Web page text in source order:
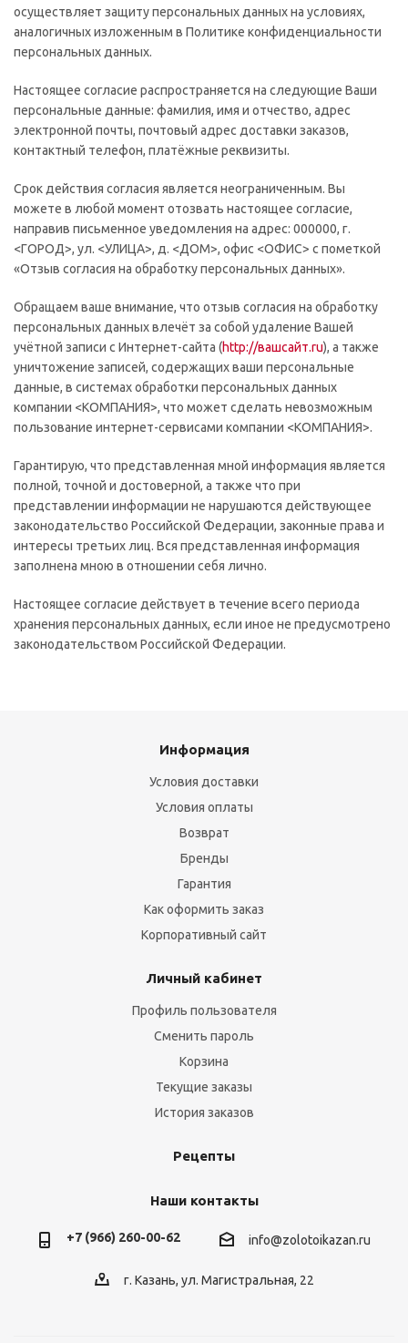
осуществляет защиту персональных данных на условиях,
аналогичных изложенным в Политике конфиденциальности
персональных данных.
Настоящее согласие распространяется на следующие Ваши
персональные данные: фамилия, имя и отчество, адрес
электронной почты, почтовый адрес доставки заказов,
контактный телефон, платёжные реквизиты.
Срок действия согласия является неограниченным. Вы
можете в любой момент отозвать настоящее согласие,
направив письменное уведомления на адрес: 000000, г.
<ГОРОД>, ул. <УЛИЦА>, д. <ДОМ>, офис <ОФИС> с пометкой
«Отзыв согласия на обработку персональных данных».
Обращаем ваше внимание, что отзыв согласия на обработку
персональных данных влечёт за собой удаление Вашей
учётной записи с Интернет-сайта (http://вашсайт.ru), а также
уничтожение записей, содержащих ваши персональные
данные, в системах обработки персональных данных
компании <КОМПАНИЯ>, что может сделать невозможным
пользование интернет-сервисами компании <КОМПАНИЯ>.
Гарантирую, что представленная мной информация является
полной, точной и достоверной, а также что при
представлении информации не нарушаются действующее
законодательство Российской Федерации, законные права и
интересы третьих лиц. Вся представленная информация
заполнена мною в отношении себя лично.
Настоящее согласие действует в течение всего периода
хранения персональных данных, если иное не предусмотрено
законодательством Российской Федерации.
Информация
Условия доставки
Условия оплаты
Возврат
Бренды
Гарантия
Как оформить заказ
Корпоративный сайт
Личный кабинет
Профиль пользователя
Сменить пароль
Корзина
Текущие заказы
История заказов
Рецепты
Наши контакты
+7 (966) 260-00-62 info@zolotoikazan.ru
г. Казань, ул. Магистральная, 22